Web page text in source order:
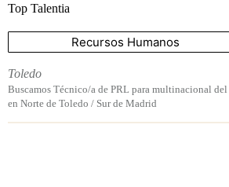
Top Talentia
Recursos Humanos
Toledo
Buscamos Técnico/a de PRL para multinacional
en Norte de Toledo / Sur de Madrid